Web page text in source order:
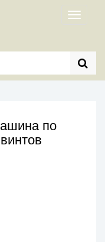
Toggle
по